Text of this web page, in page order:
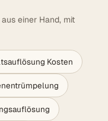
einer Hand, mit
Kosten